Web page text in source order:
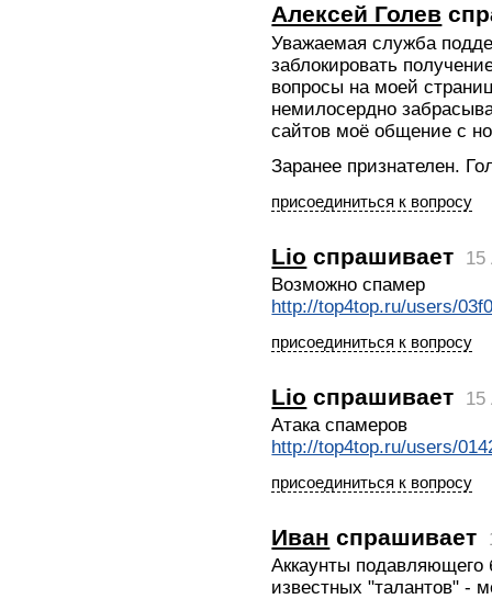
Алексей Голев
Уважаемая служба
заблокировать
вопросы на моей
немилосердно
сайтов моё общение с
Заранее признателен.
присоединиться к вопросу
Lio спрашивает
15
Возможно спамер
http://top4top.ru/users/
присоединиться к вопросу
Lio спрашивает
15
Атака спамеров
http://top4top.ru/users/
присоединиться к вопросу
Иван спрашивает
Аккаунты
известных "талантов" -